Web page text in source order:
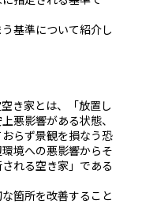
基準について紹介し
き家とは、「放置し
悪影響がある状態、
らず景観を損なう恐
境への悪影響からそ
れる空き家」である
箇所を改善すること